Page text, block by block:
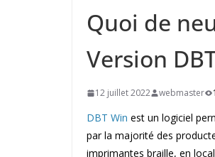
Quoi de
Version
12 juillet 2022 webmaster
DBT Win est un logiciel
par la majorité des
imprimantes braille, en